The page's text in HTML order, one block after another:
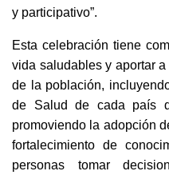
y participativo”.
Esta celebración tiene
vida saludables y aportar
de la población,
de Salud de cada país
promoviendo la adopción
fortalecimiento de
personas tomar